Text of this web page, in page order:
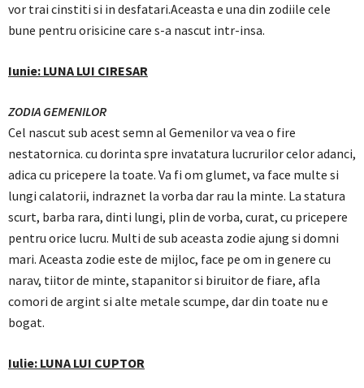
vor trai cinstiti si in desfatari.Aceasta e una din zodiile cele
bune pentru orisicine care s-a nascut intr-insa.
Iunie: LUNA LUI CIRESAR
ZODIA GEMENILOR
Cel nascut sub acest semn al Gemenilor va vea o fire
nestatornica. cu dorinta spre invatatura lucrurilor celor adanci,
adica cu pricepere la toate. Va fi om glumet, va face multe si
lungi calatorii, indraznet la vorba dar rau la minte. La statura
scurt, barba rara, dinti lungi, plin de vorba, curat, cu pricepere
pentru orice lucru. Multi de sub aceasta zodie ajung si domni
mari. Aceasta zodie este de mijloc, face pe om in genere cu
narav, tiitor de minte, stapanitor si biruitor de fiare, afla
comori de argint si alte metale scumpe, dar din toate nu e
bogat.
Iulie: LUNA LUI CUPTOR